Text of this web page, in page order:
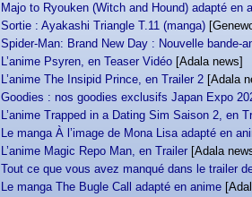
Majo to Ryouken (Witch and Hound) adapté en
Sortie : Ayakashi Triangle T.11 (manga)
Spider-Man: Brand New Day : Nouvelle bande-
L’anime Psyren, en Teaser Vidéo [Adala news]
L’anime The Insipid Prince, en Trailer 2 [Adala
Goodies : nos goodies exclusifs Japan Expo
L’anime Trapped in a Dating Sim Saison 2, en
Le manga À l’image de Mona Lisa adapté en
L’anime Magic Repo Man, en Trailer [Adala
Tout ce que vous avez manqué dans le trailer
Le manga The Bugle Call adapté en anime